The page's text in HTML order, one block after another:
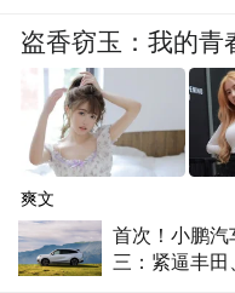
汽车杀入挪威销量前
田、大众两大老牌车
盗香窃玉：我的青
爽文